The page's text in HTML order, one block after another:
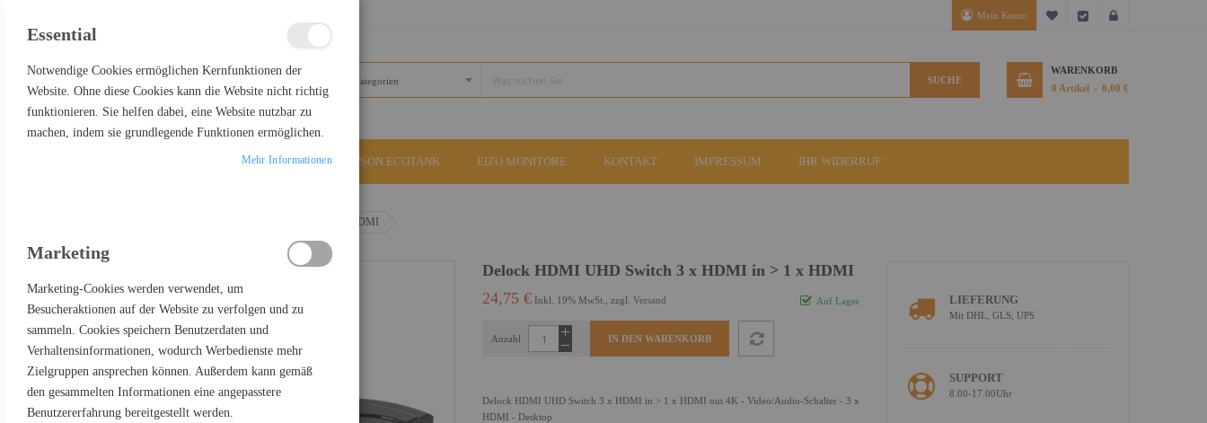
Mein Konto Mein Wunschzettel
Kasse
SUCHE
WARENKORB
0 Artikel 0,00 €
EPSON ECOTANK EIZO MONITORE KONTAKT IMPRESSUM IHR WIDERRUF
Delock HDMI UHD Switch 3 x HDMI in > 1 x HDMI
Delock HDMI UHD Switch 3 x HDMI in > 1 x HDMI
Auf Lager
24,75 € Inkl. 19% MwSt., zzgl. Versand
Anzahl IN DEN WARENKORB
Delock HDMI UHD Switch 3 x HDMI in > 1 x HDMI out 4K - Video/Audio-Schalter - 3 x
HDMI - Desktop
LIEFERUNG
Mit DHL, GLS, UPS
SUPPORT
8.00-17.00Uhr
Essential
Notwendige Cookies ermöglichen Kernfunktionen der
Website. Ohne diese Cookies kann die Website nicht richtig
funktionieren. Sie helfen dabei, eine Website nutzbar zu
machen, indem sie grundlegende Funktionen ermöglichen.
Mehr Informationen
Marketing
Marketing-Cookies werden verwendet, um
Besucheraktionen auf der Website zu verfolgen und zu
sammeln. Cookies speichern Benutzerdaten und
Verhaltensinformationen, wodurch Werbedienste mehr
Zielgruppen ansprechen können. Außerdem kann gemäß
den gesammelten Informationen eine angepasstere
Benutzererfahrung bereitgestellt werden.